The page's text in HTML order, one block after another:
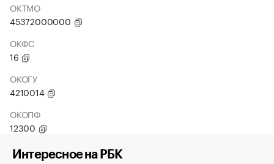
ОКТМО
45372000000
ОКФС
16
ОКОГУ
4210014
ОКОПФ
12300
Интересное на РБК